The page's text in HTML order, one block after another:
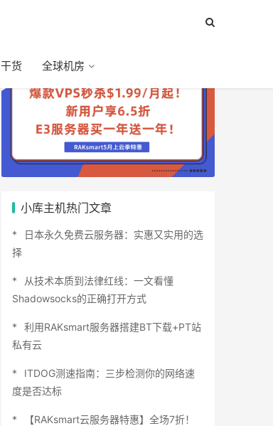
干货 全球机房
小库主机热门文章
日本永久免费云服务器：实惠又实用的选
择
从技术本质到法律红线：一文看懂
Shadowsocks的正确打开方式
利用RAKsmart服务器搭建BT下载+PT站
私有云
ITDOG测速指南：三步检测你的网络速
度是否达标
【RAKsmart云服务器特惠】全场7折！